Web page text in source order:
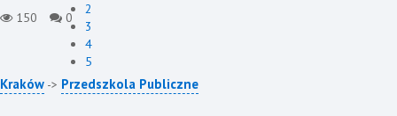
150 0
2
3
4
5
Kraków -> Przedszkola Publiczne